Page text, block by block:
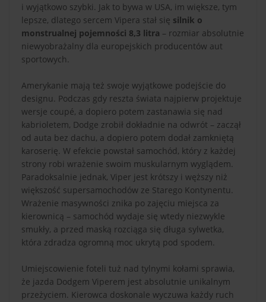
i wyjątkowo szybki. Jak to bywa w USA, im większe, tym
lepsze, dlatego sercem Vipera stał się silnik o
monstrualnej pojemności 8,3 litra – rozmiar absolutnie
niewyobrażalny dla europejskich producentów aut
sportowych.
Amerykanie mają też swoje wyjątkowe podejście do
designu. Podczas gdy reszta świata najpierw projektuje
wersje coupé, a dopiero potem zastanawia się nad
kabrioletem, Dodge zrobił dokładnie na odwrót – zaczął
od auta bez dachu, a dopiero potem dodał zamkniętą
karoserię. W efekcie powstał samochód, który z każdej
strony robi wrażenie swoim muskularnym wyglądem.
Paradoksalnie jednak, Viper jest krótszy i węższy niż
większość supersamochodów ze Starego Kontynentu.
Wrażenie masywności znika po zajęciu miejsca za
kierownicą – samochód wydaje się wtedy niezwykle
smukły, a przed maską rozciąga się długa sylwetka,
która zdradza ogromną moc ukrytą pod spodem.
Umiejscowienie foteli tuż nad tylnymi kołami sprawia,
że jazda Dodgem Viperem jest absolutnie unikalnym
przeżyciem. Kierowca doskonale wyczuwa każdy ruch